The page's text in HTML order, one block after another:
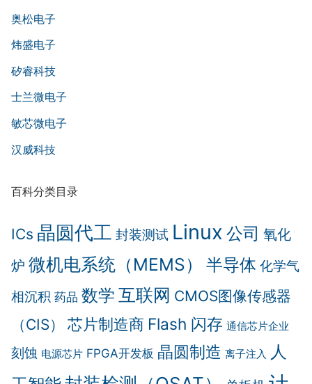
奥松电子
炜盛电子
矽睿科技
士兰微电子
敏芯微电子
汉威科技
百科分类目录
ICs 晶圆代工 封装测试 Linux 公司 氧化
炉 微机电系统（MEMS） 半导体 化学气
相沉积 药品 数学 互联网 CMOS图像传感器
（CIS）
芯片制造商 Flash 闪存 通信芯片企业
刻蚀 电源芯片 FPGA开发板 晶圆制造 离子注入
人